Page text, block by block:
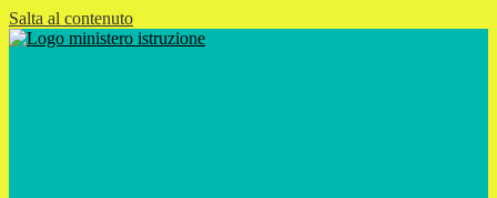
Salta al contenuto